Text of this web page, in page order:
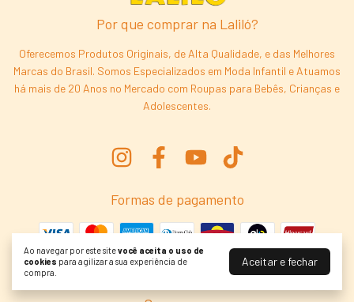
Ao navegar por este sitevocê aceita o uso de
cookies para agilizar a sua experiência de
compra.
Aceitar e fechar
Por que comprar na Laliló?
Oferecemos Produtos Originais, de Alta Qualidade, e das Melhores
Marcas do Brasil. Somos Especializados em Moda Infantil e Atuamos
há mais de 20 Anos no Mercado com Roupas para Bebês, Crianças e
Adolescentes.
Formas de pagamento